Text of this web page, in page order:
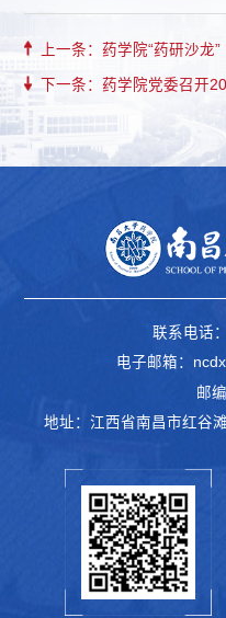
上一条：药学院“药研沙龙
下一条：药学院党委召开
联系电话
电子邮箱：
邮
地址：江西省南昌市红谷